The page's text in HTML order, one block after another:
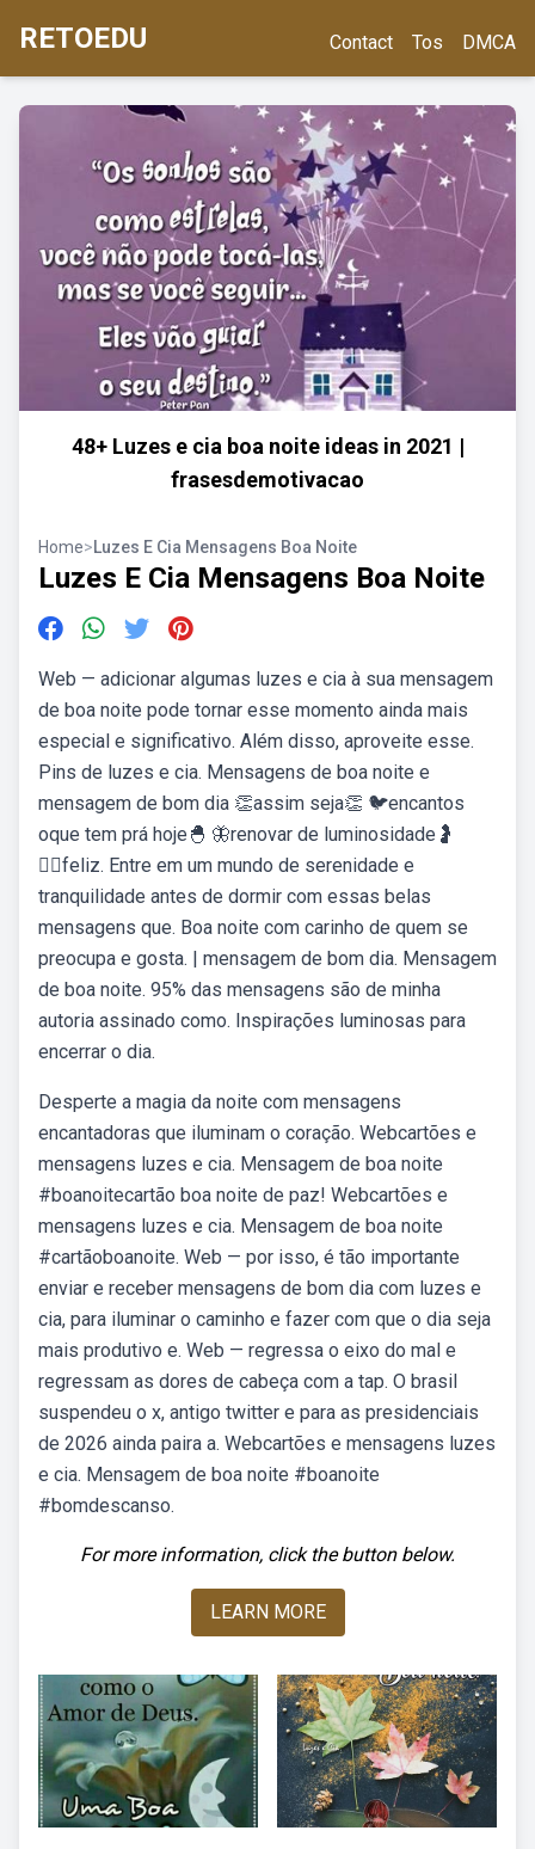
RETOEDU Contact Tos DMCA
48+ Luzes e cia boa noite ideas in 2021 |
frasesdemotivacao
Home>Luzes E Cia Mensagens Boa Noite
Luzes E Cia Mensagens Boa Noite
Web — adicionar algumas luzes e cia à sua mensagem
de boa noite pode tornar esse momento ainda mais
especial e significativo. Além disso, aproveite esse.
Pins de luzes e cia. Mensagens de boa noite e
mensagem de bom dia 👏assim seja👏 🐦encantos
oque tem prá hoje🐣 🦋renovar de luminosidade🤰
💁‍♀️feliz. Entre em um mundo de serenidade e
tranquilidade antes de dormir com essas belas
mensagens que. Boa noite com carinho de quem se
preocupa e gosta. | mensagem de bom dia. Mensagem
de boa noite. 95% das mensagens são de minha
autoria assinado como. Inspirações luminosas para
encerrar o dia.
Desperte a magia da noite com mensagens
encantadoras que iluminam o coração. Webcartões e
mensagens luzes e cia. Mensagem de boa noite
#boanoitecartão boa noite de paz! Webcartões e
mensagens luzes e cia. Mensagem de boa noite
#cartãoboanoite. Web — por isso, é tão importante
enviar e receber mensagens de bom dia com luzes e
cia, para iluminar o caminho e fazer com que o dia seja
mais produtivo e. Web — regressa o eixo do mal e
regressam as dores de cabeça com a tap. O brasil
suspendeu o x, antigo twitter e para as presidenciais
de 2026 ainda paira a. Webcartões e mensagens luzes
e cia. Mensagem de boa noite #boanoite
#bomdescanso.
For more information, click the button below.
LEARN MORE